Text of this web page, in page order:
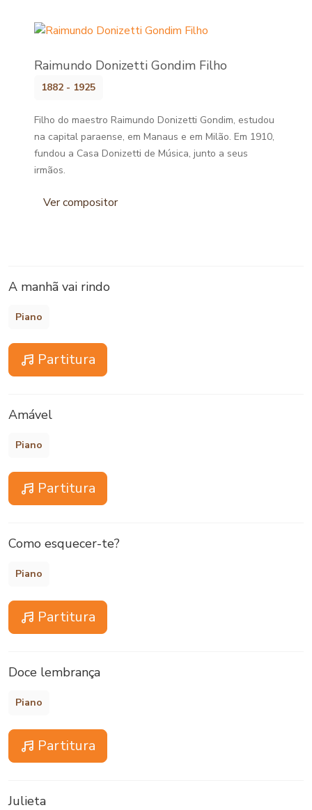
Raimundo Donizetti Gondim Filho
1882 - 1925
Filho do maestro Raimundo Donizetti Gondim, estudou
na capital paraense, em Manaus e em Milão. Em 1910,
fundou a Casa Donizetti de Música, junto a seus
irmãos.
Ver compositor
A manhã vai rindo
Piano
Partitura
Amável
Piano
Partitura
Como esquecer-te?
Piano
Partitura
Doce lembrança
Piano
Partitura
Julieta